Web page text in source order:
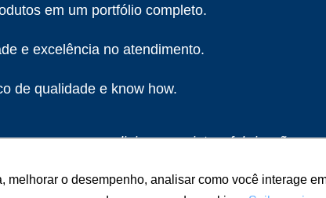
o desempenho, analisar como você interage
em um portfólio completo.
e excelência no atendimento.
de qualidade e know how.
empresas mundiais em projetos, fabricação e